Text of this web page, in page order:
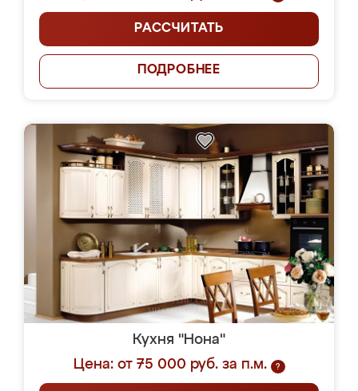
РАССЧИТАТЬ
ПОДРОБНЕЕ
Кухня "Нона"
Цена: от 75 000 руб. за п.м.
?